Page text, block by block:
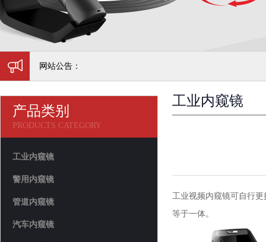
网站公告：
产品类别
PRODUCTS CATEGORY
工业内窥镜
警用内窥镜
管道内窥镜
汽车内窥镜
工业内窥镜
工业视频内窥镜可自行
等于一体。